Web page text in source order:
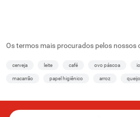
Os termos mais procurados pelos nossos
cerveja leite café ovo páscoa
macarrão papel higiênico arroz queijo